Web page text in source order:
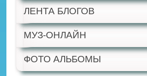
ЛЕНТА БЛОГОВ
МУЗ-ОНЛАЙН
ФОТО АЛЬБОМЫ